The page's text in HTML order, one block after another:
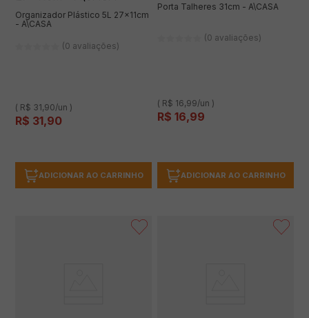
Organizador Plástico 5L 27x11cm
- A\CASA
(0 avaliações)
( R$ 31,90/un )
R$ 31,90
ADICIONAR AO CARRINHO
Porta Talheres 31cm - A\CASA
(0 avaliações)
( R$ 16,99/un )
R$ 16,99
ADICIONAR AO CARRINHO